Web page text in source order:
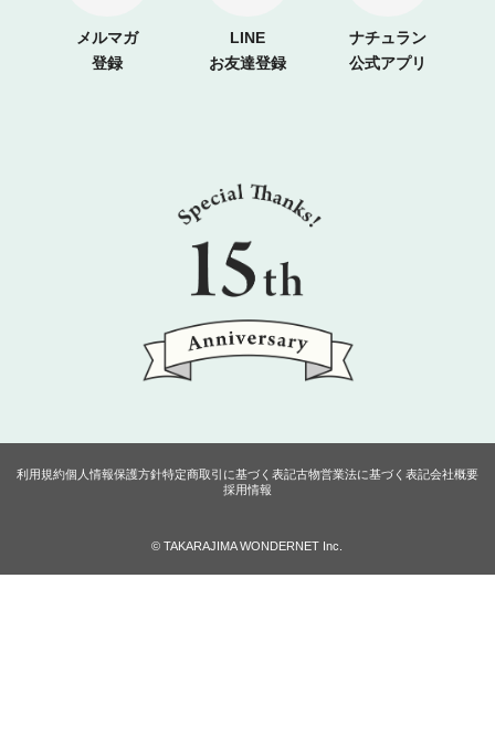
メルマガ
登録
LINE
お友達登録
ナチュラン
公式アプリ
利用規約個人情報保護方針特定商取引に基づく表記古物営業法に基づく表記会社概要
採用情報
© TAKARAJIMA WONDERNET Inc.